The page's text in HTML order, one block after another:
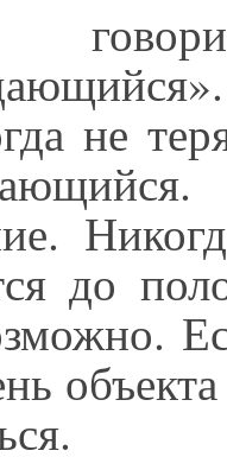
не
до